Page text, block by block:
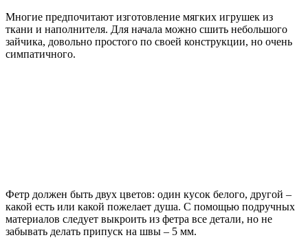
Многие предпочитают изготовление мягких игрушек из
ткани и наполнителя. Для начала можно сшить небольшого
зайчика, довольно простого по своей конструкции, но очень
симпатичного.
Фетр должен быть двух цветов: один кусок белого, другой –
какой есть или какой пожелает душа. С помощью подручных
материалов следует выкроить из фетра все детали, но не
забывать делать припуск на швы – 5 мм.